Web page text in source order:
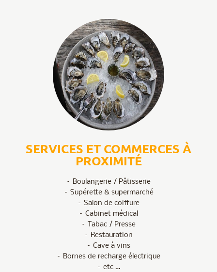
SERVICES ET COMMERCES À
PROXIMITÉ
– Boulangerie / Pâtisserie
– Supérette & supermarché
– Salon de coiffure
– Cabinet médical
– Tabac / Presse
– Restauration
– Cave à vins
– Bornes de recharge électrique
– etc …